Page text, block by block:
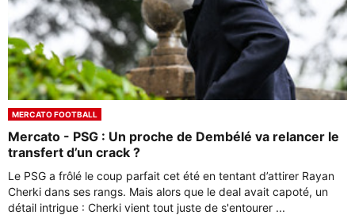
MERCATO FOOTBALL
Mercato - PSG : Un proche de Dembélé va relancer le
transfert d’un crack ?
Le PSG a frôlé le coup parfait cet été en tentant d’attirer Rayan
Cherki dans ses rangs. Mais alors que le deal avait capoté, un
détail intrigue : Cherki vient tout juste de s'entourer ...